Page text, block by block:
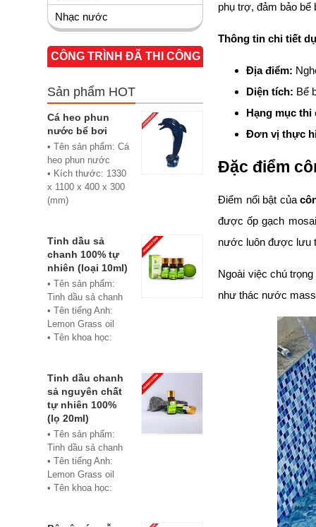
phụ trợ, đảm bảo bể
Thông tin chi tiết
Địa điểm:
Diện tích: Bể
Hạng mục thi
Đơn vị thực
Đặc điểm
Điểm nổi bật của
được ốp gạch
nước luôn được lưu
Ngoài việc chú
như thác nước
Nhạc nước
CÔNG TRÌNH ĐÃ THI CÔNG
Sản phẩm HOT
Cá heo phun
nước bể bơi
• Tên sản phẩm: Cá
heo phun nước
• Kích thước: 1330
x 1100 x 400 x 300
(mm)
Composite
• Phân phối:
Hoabico
Tinh dầu sả
chanh 100% tự
nhiên (loại 10ml)
• Tên sản phẩm:
Tinh dầu sả chanh
• Tên tiếng Anh:
Lemon Grass oil
• Tên khoa học:
• Chủng loại: Thiết
bị xông hơi
• Thành phần chiết
xuất: lá
• Phương pháp
chiết xuất: Chưng
cất hơi nước
• Hình thức: Chất
lỏng
Tinh dầu chanh
sả nguyên chất
tự nhiên 100%
(lọ 20ml)
• Tên sản phẩm:
Tinh dầu sả chanh
• Tên tiếng Anh:
Lemon Grass oil
• Tên khoa học: